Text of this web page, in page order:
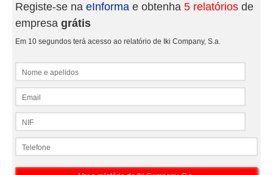
Registe-se na eInforma e obtenha 5 relatórios de
empresa grátis
Em 10 segundos terá acesso ao relatório de Iki Company, S.a.